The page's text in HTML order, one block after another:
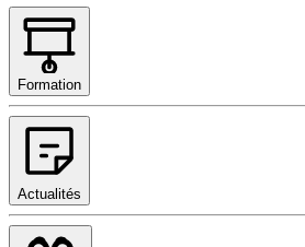
Formation
Actualités